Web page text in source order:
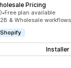
Pricing
•Free plan available
& Wholesale
Installer